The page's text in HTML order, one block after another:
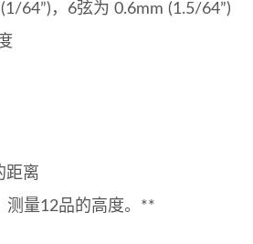
64”)，6弦为 0.6mm (1.5/64”)
距离
测量12品的高度。**